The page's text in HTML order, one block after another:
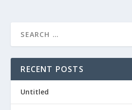
RECENT POSTS
Untitled